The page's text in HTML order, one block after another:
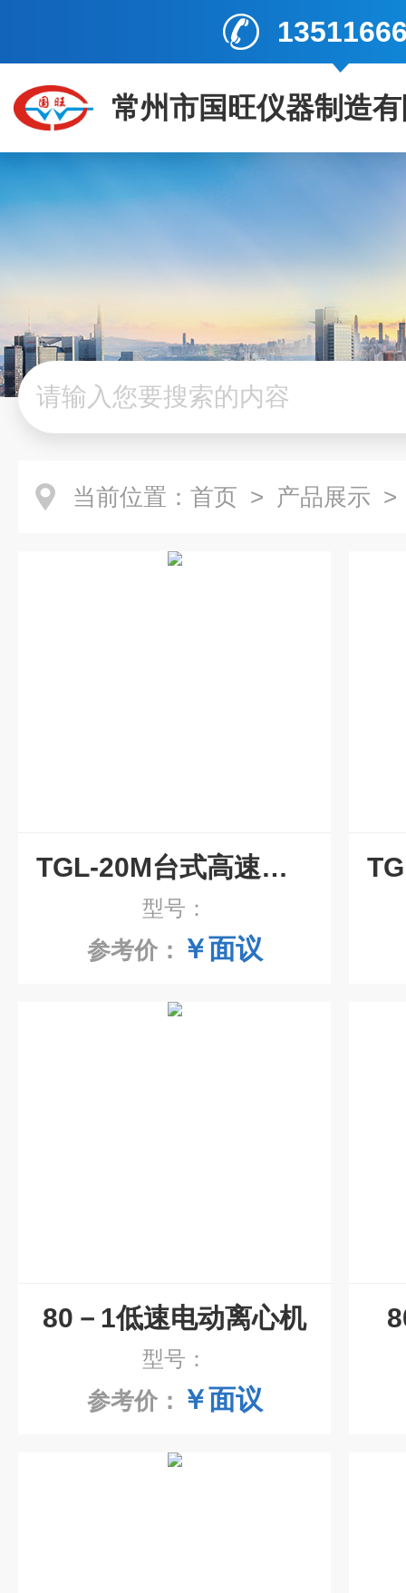
常州市国旺仪器制造
当前位置： 首页 > 产品展示
TGL-20M台式高速冷冻离心机
型号：
参考价： ￥面议
80－1低速电动离心机
型号：
参考价： ￥面议